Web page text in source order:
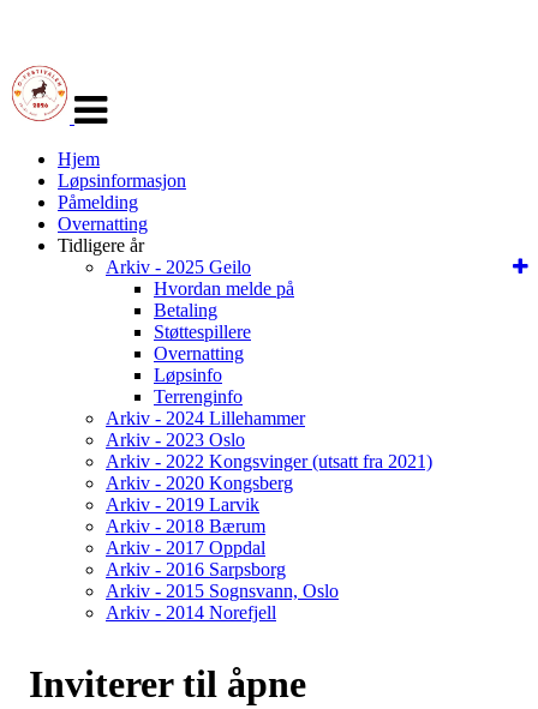
navigasjon
Hjem
Løpsinformasjon
Påmelding
Overnatting
Tidligere år
Arkiv - 2025 Geilo
Hvordan melde på
Betaling
Støttespillere
Overnatting
Løpsinfo
Terrenginfo
Arkiv - 2024 Lillehammer
Arkiv - 2023 Oslo
Arkiv - 2022 Kongsvinger (utsatt fra 2021)
Arkiv - 2020 Kongsberg
Arkiv - 2019 Larvik
Arkiv - 2018 Bærum
Arkiv - 2017 Oppdal
Arkiv - 2016 Sarpsborg
Arkiv - 2015 Sognsvann, Oslo
Arkiv - 2014 Norefjell
Inviterer til åpne